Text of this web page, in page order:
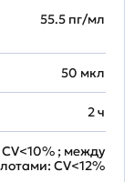
55.5 пг/мл
50 мкл
2 ч
; между
лотами: CV<12%